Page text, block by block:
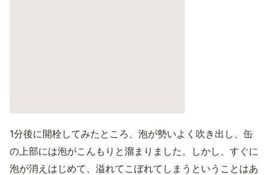
1分後に開栓してみたところ、泡が勢いよく吹き出し、缶
の上部には泡がこんもりと溜まりました。しかし、すぐに
泡が消えはじめて、溢れてこぼれてしまうということはあ